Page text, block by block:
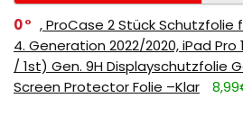
0
, ProCase 2 Stück Schutzfolie
4. Generation 2022/2020, iPad
/ 1st) Gen. 9H Displayschutzfolie
Screen Protector Folie –Klar